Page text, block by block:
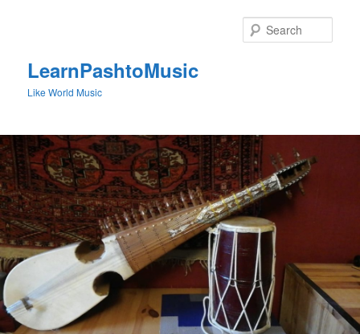
LearnPashtoMusic
Like World Music